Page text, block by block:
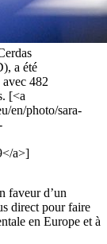
a été
482
[<a
en/photo/sara-
a>]
faveur d’un
direct pour faire
en Europe et à